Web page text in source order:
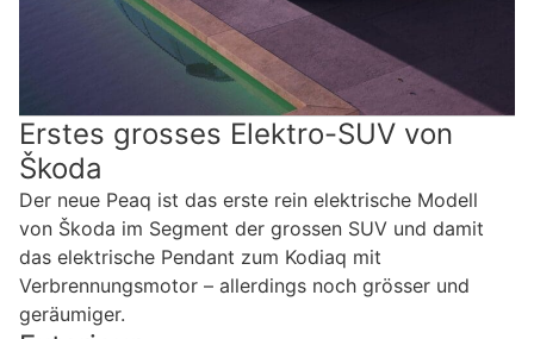
Erstes grosses Elektro-SUV von
Škoda
Der neue Peaq ist das erste rein elektrische Modell
von Škoda im Segment der grossen SUV und damit
das elektrische Pendant zum Kodiaq mit
Verbrennungsmotor – allerdings noch grösser und
geräumiger.